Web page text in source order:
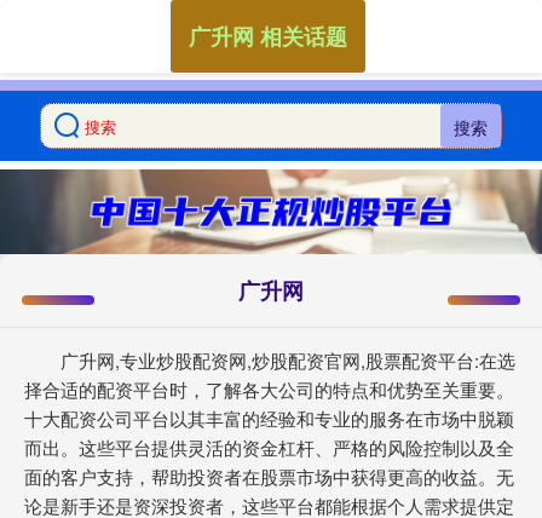
搜索
广升网
广升网,专业炒股配资网,炒股配资官网,股票配资平台:在选
择合适的配资平台时，了解各大公司的特点和优势至关重要。
十大配资公司平台以其丰富的经验和专业的服务在市场中脱颖
而出。这些平台提供灵活的资金杠杆、严格的风险控制以及全
面的客户支持，帮助投资者在股票市场中获得更高的收益。无
论是新手还是资深投资者，这些平台都能根据个人需求提供定
广升网 相关话题